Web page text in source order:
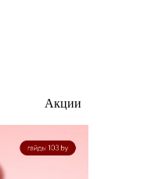
Акции